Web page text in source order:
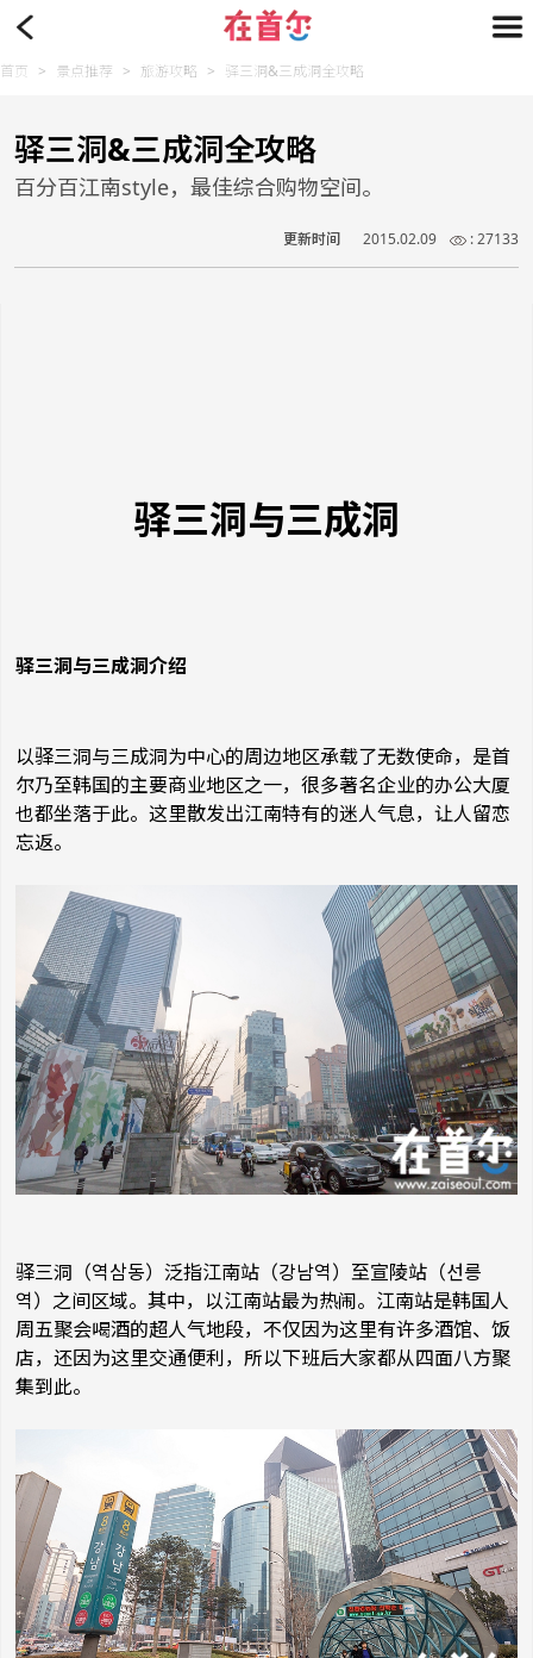
首页 > 景点推荐 > 旅游攻略 > 驿三洞&三成洞全攻略
驿三洞&三成洞全攻略
百分百江南style，最佳综合购物空间。
更新时间 2015.02.09 : 27133
驿三洞与三成洞
驿三洞与三成洞介绍
以驿三洞与三成洞为中心的周边地区承载了无数使命，是首
尔乃至韩国的主要商业地区之一，很多著名企业的办公大厦
也都坐落于此。这里散发出江南特有的迷人气息，让人留恋
忘返。
驿三洞（역삼동）泛指江南站（강남역）至宣陵站（선릉
역）之间区域。其中，以江南站最为热闹。 江南站是韩国人
周五聚会喝酒的超人气地段，不仅因为这里有许多酒馆、饭
店，还因为这里交通便利，所以下班后大家都从四面八方聚
集到此。